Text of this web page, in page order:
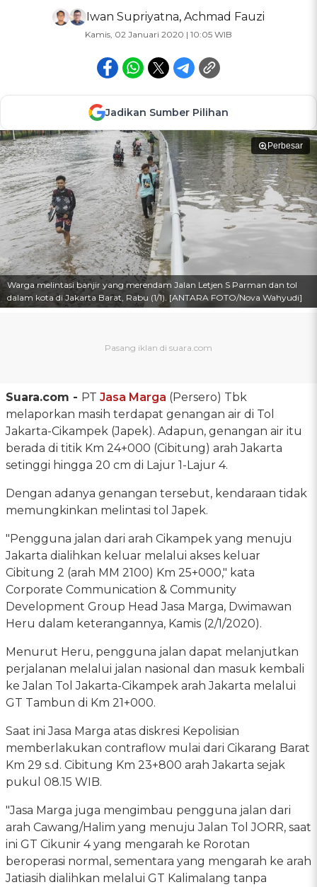
Iwan Supriyatna, Achmad Fauzi
Kamis, 02 Januari 2020 | 10:05 WIB
Jadikan Sumber Pilihan
Perbesar
Warga melintasi banjir yang merendam Jalan Letjen S Parman dan tol
dalam kota di Jakarta Barat, Rabu (1/1). [ANTARA FOTO/Nova Wahyudi]
Suara.com - PT Jasa Marga (Persero) Tbk
melaporkan masih terdapat genangan air di Tol
Jakarta-Cikampek (Japek). Adapun, genangan air itu
berada di titik Km 24+000 (Cibitung) arah Jakarta
setinggi hingga 20 cm di Lajur 1-Lajur 4.
Dengan adanya genangan tersebut, kendaraan tidak
memungkinkan melintasi tol Japek.
"Pengguna jalan dari arah Cikampek yang menuju
Jakarta dialihkan keluar melalui akses keluar
Cibitung 2 (arah MM 2100) Km 25+000," kata
Corporate Communication & Community
Development Group Head Jasa Marga, Dwimawan
Heru dalam keterangannya, Kamis (2/1/2020).
Menurut Heru, pengguna jalan dapat melanjutkan
perjalanan melalui jalan nasional dan masuk kembali
ke Jalan Tol Jakarta-Cikampek arah Jakarta melalui
GT Tambun di Km 21+000.
Saat ini Jasa Marga atas diskresi Kepolisian
memberlakukan contraflow mulai dari Cikarang Barat
Km 29 s.d. Cibitung Km 23+800 arah Jakarta sejak
pukul 08.15 WIB.
"Jasa Marga juga mengimbau pengguna jalan dari
arah Cawang/Halim yang menuju Jalan Tol JORR, saat
ini GT Cikunir 4 yang mengarah ke Rorotan
beroperasi normal, sementara yang mengarah ke arah
Jatiasih dialihkan melalui GT Kalimalang tanpa